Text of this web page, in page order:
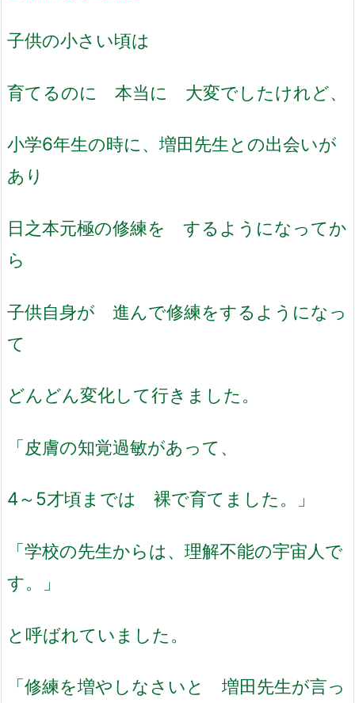
子供の小さい頃は
育てるのに 本当に 大変でしたけれど、
小学6年生の時に、増田先生との出会いが
あり
日之本元極の修練を するようになってか
ら
子供自身が 進んで修練をするようになっ
て
どんどん変化して行きました。
「皮膚の知覚過敏があって、
4～5才頃までは 裸で育てました。」
「学校の先生からは、理解不能の宇宙人で
す。」
と呼ばれていました。
「修練を増やしなさいと 増田先生が言っ